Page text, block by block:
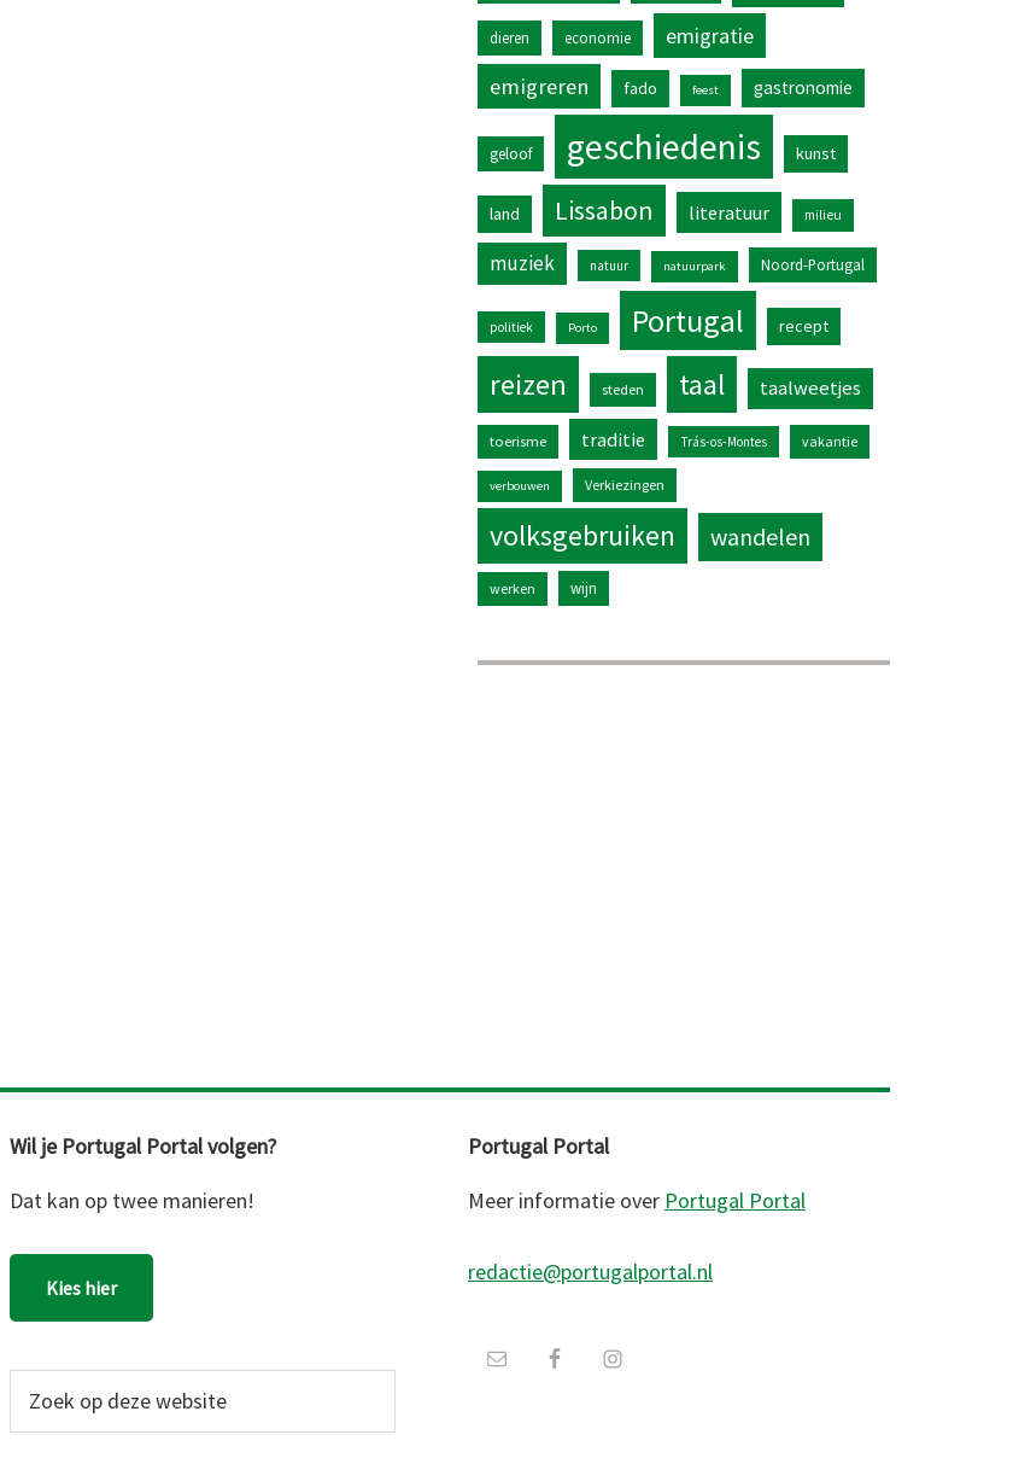
dieren economie
emigratie
emigreren
fado feest gastronomie
geloof geschiedenis kunst
land Lissabon literatuur milieu
muziek natuur natuurpark Noord-Portugal
politiek Porto Portugal recept
reizen steden taal taalweetjes
toerisme traditie Trás-os-Montes vakantie
verbouwen Verkiezingen
volksgebruiken wandelen
werken wijn
Wil je Portugal Portal volgen?
Dat kan op twee manieren!
Kies hier
Portugal Portal
Meer informatie over Portugal Portal
redactie@portugalportal.nl